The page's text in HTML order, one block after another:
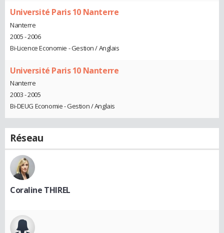
Université Paris 10 Nanterre
Nanterre
2005 - 2006
Bi-Licence Economie - Gestion / Anglais
Université Paris 10 Nanterre
Nanterre
2003 - 2005
Bi-DEUG Economie - Gestion / Anglais
Réseau
Coraline THIREL